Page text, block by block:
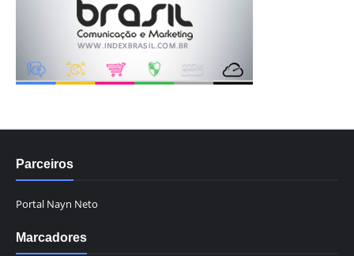
Parceiros
Portal Nayn Neto
Marcadores